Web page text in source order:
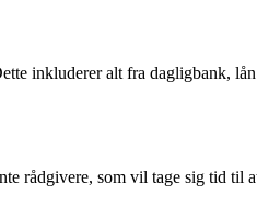
inkluderer alt fra dagligbank,
rådgivere, som vil tage sig tid til